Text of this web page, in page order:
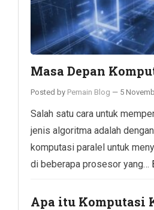
Masa Depan
Posted by Pemain Blog — 5
Salah satu cara untuk
jenis algoritma adalah
komputasi paralel untuk
di beberapa prosesor yang…
Apa itu Komputasi